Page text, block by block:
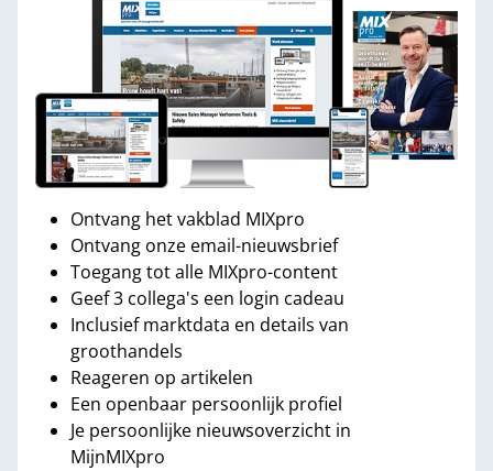
Ontvang het vakblad MIXpro
Ontvang onze email-nieuwsbrief
Toegang tot alle MIXpro-content
Geef 3 collega's een login cadeau
Inclusief marktdata en details van
groothandels
Reageren op artikelen
Een openbaar persoonlijk profiel
Je persoonlijke nieuwsoverzicht in
MijnMIXpro